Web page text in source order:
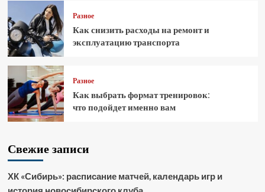
Разное
Как снизить расходы на ремонт и
эксплуатацию транспорта
Разное
Как выбрать формат тренировок:
что подойдет именно вам
Свежие записи
ХК «Сибирь»: расписание матчей, календарь игр и